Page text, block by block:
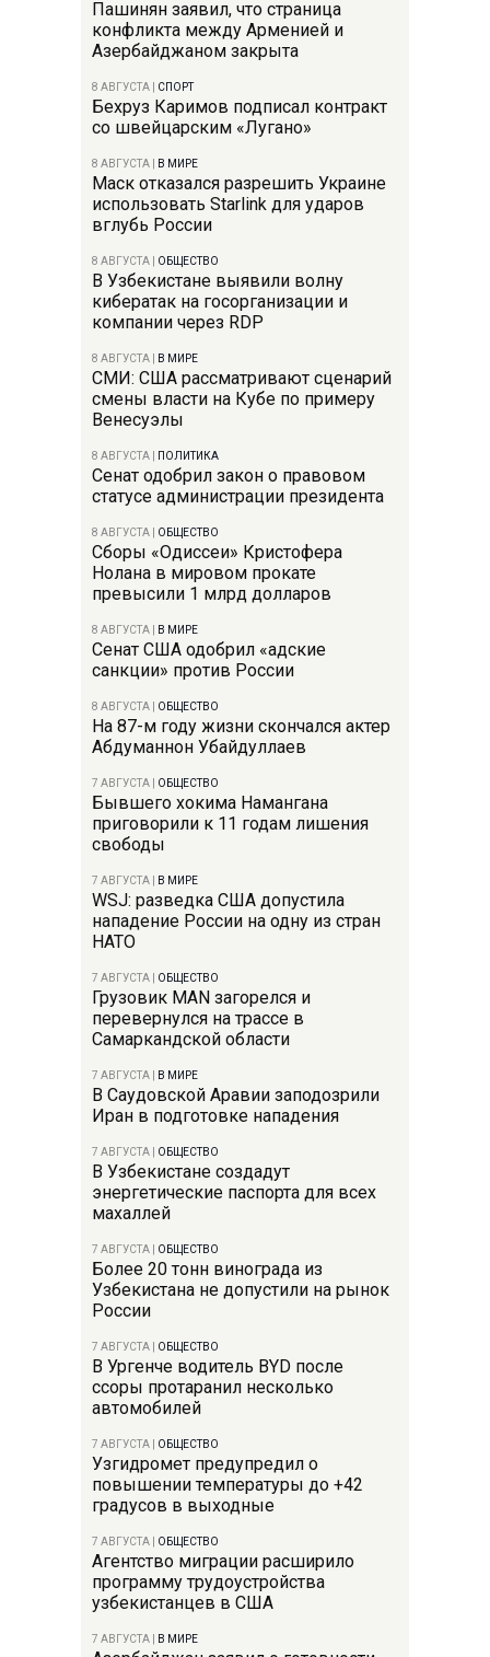
Пашинян заявил, что страница
конфликта между Арменией и
Азербайджаном закрыта
8 АВГУСТА СПОРТ
Бехруз Каримов подписал контракт
со швейцарским «Лугано»
8 АВГУСТА В МИРЕ
Маск отказался разрешить Украине
использовать Starlink для ударов
вглубь России
8 АВГУСТА ОБЩЕСТВО
В Узбекистане выявили волну
кибератак на госорганизации и
компании через RDP
8 АВГУСТА В МИРЕ
СМИ: США рассматривают сценарий
смены власти на Кубе по примеру
Венесуэлы
8 АВГУСТА ПОЛИТИКА
Сенат одобрил закон о правовом
статусе администрации президента
8 АВГУСТА ОБЩЕСТВО
Сборы «Одиссеи» Кристофера
Нолана в мировом прокате
превысили 1 млрд долларов
8 АВГУСТА В МИРЕ
Сенат США одобрил «адские
санкции» против России
8 АВГУСТА ОБЩЕСТВО
На 87-м году жизни скончался актер
Абдуманнон Убайдуллаев
7 АВГУСТА ОБЩЕСТВО
Бывшего хокима Намангана
приговорили к 11 годам лишения
свободы
7 АВГУСТА В МИРЕ
WSJ: разведка США допустила
нападение России на одну из стран
НАТО
7 АВГУСТА ОБЩЕСТВО
Грузовик MAN загорелся и
перевернулся на трассе в
Самаркандской области
7 АВГУСТА В МИРЕ
В Саудовской Аравии заподозрили
Иран в подготовке нападения
7 АВГУСТА ОБЩЕСТВО
В Узбекистане создадут
энергетические паспорта для всех
махаллей
7 АВГУСТА ОБЩЕСТВО
Более 20 тонн винограда из
Узбекистана не допустили на рынок
России
7 АВГУСТА ОБЩЕСТВО
В Ургенче водитель BYD после
ссоры протаранил несколько
автомобилей
7 АВГУСТА ОБЩЕСТВО
Узгидромет предупредил о
повышении температуры до +42
градусов в выходные
7 АВГУСТА ОБЩЕСТВО
Агентство миграции расширило
программу трудоустройства
узбекистанцев в США
7 АВГУСТА В МИРЕ